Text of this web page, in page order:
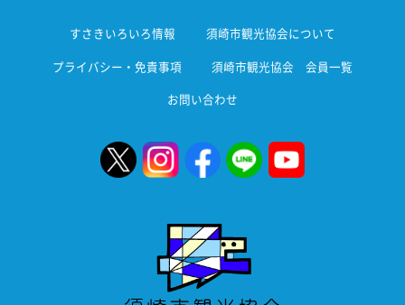
すさきいろいろ情報 須崎市観光協会について
プライバシー・免責事項 須崎市観光協会 会員一覧
お問い合わせ